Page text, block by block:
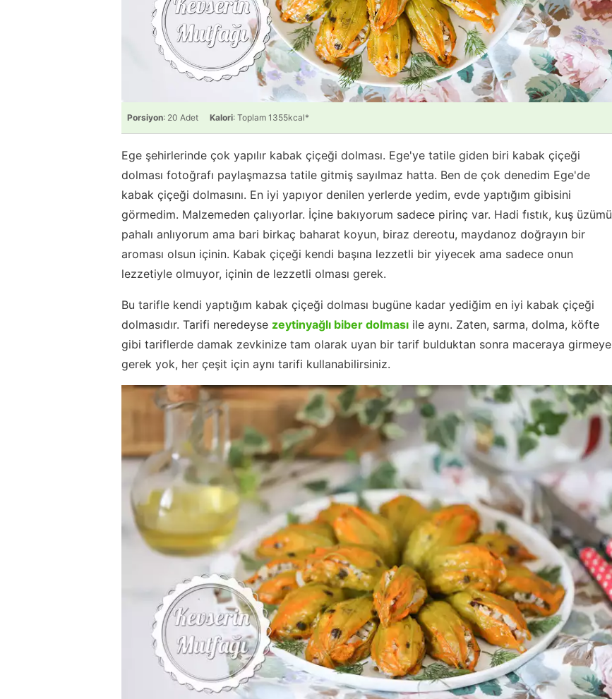
Porsiyon: 20 Adet Kalori: Toplam 1355kcal*
Ege şehirlerinde çok yapılır kabak çiçeği dolması. Ege'ye tatile giden biri kabak çiçeği
dolması fotoğrafı paylaşmazsa tatile gitmiş sayılmaz hatta. Ben de çok denedim Ege'de
kabak çiçeği dolmasını. En iyi yapıyor denilen yerlerde yedim, evde yaptığım gibisini
görmedim. Malzemeden çalıyorlar. İçine bakıyorum sadece pirinç var. Hadi fıstık, kuş üzümü
pahalı anlıyorum ama bari birkaç baharat koyun, biraz dereotu, maydanoz doğrayın bir
aroması olsun içinin. Kabak çiçeği kendi başına lezzetli bir yiyecek ama sadece onun
lezzetiyle olmuyor, içinin de lezzetli olması gerek.
Bu tarifle kendi yaptığım kabak çiçeği dolması bugüne kadar yediğim en iyi kabak çiçeği
dolmasıdır. Tarifi neredeyse zeytinyağlı biber dolması ile aynı. Zaten, sarma, dolma, köfte
gibi tariflerde damak zevkinize tam olarak uyan bir tarif bulduktan sonra maceraya girmeye
gerek yok, her çeşit için aynı tarifi kullanabilirsiniz.